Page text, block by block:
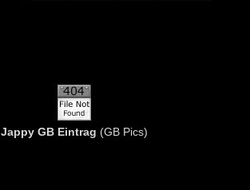
Jappy GB Eintrag (GB Pics)